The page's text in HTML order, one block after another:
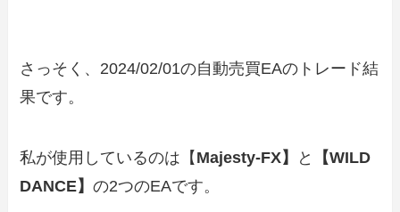
さっそく、2024/02/01の自動売買EAのトレード結
果です。
私が使用しているのは【 Majesty-FX】 と
【WILD
DANCE】の2つのEAです。